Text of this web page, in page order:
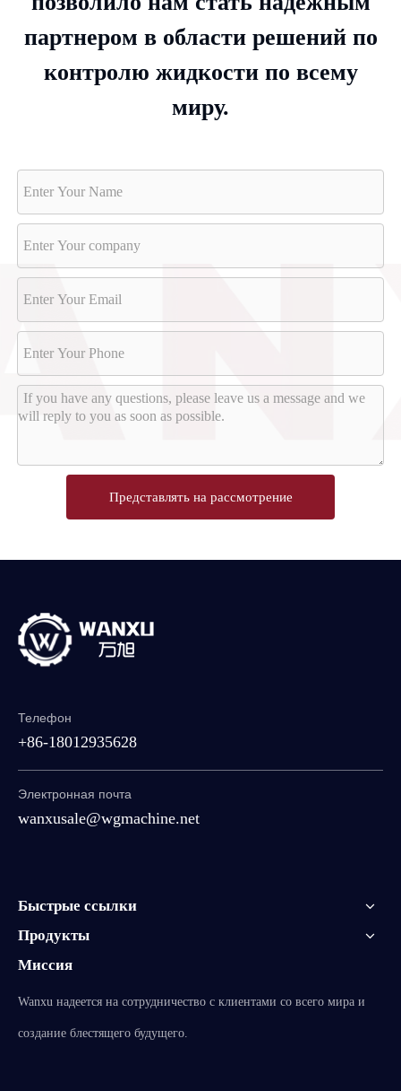
партнером в области решений по
контролю жидкости по всему
миру.
Представлять на рассмотрение
Телефон
+86-18012935628
Электронная почта
wanxusale@wgmachine.net
Быстрые ссылки
Продукты
Миссия
Wanxu надеется на сотрудничество с клиентами со всего мира и
создание блестящего будущего.